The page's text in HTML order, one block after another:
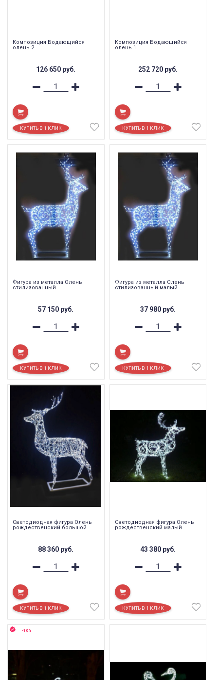
Композиция Бодающийся
олень 2
126 650 руб.
Композиция Бодающийся
олень 1
252 720 руб.
Фигура из металла Олень
стилизованный
57 150 руб.
Фигура из металла Олень
стилизованный малый
37 980 руб.
Светодиодная фигура Олень
рождественский большой
88 360 руб.
Светодиодная фигура Олень
рождественский малый
43 380 руб.
-10%